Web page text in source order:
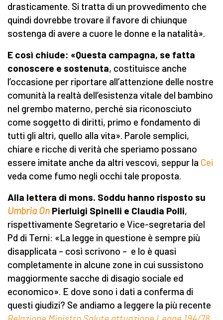
drasticamente. Si tratta di un provvedimento che
quindi dovrebbe trovare il favore di chiunque
sostenga di avere a cuore le donne e la natalità».
E così chiude: «Questa campagna, se fatta
conoscere e sostenuta, costituisce anche
l’occasione per riportare all’attenzione delle nostre
comunità la realtà dell’esistenza vitale del bambino
nel grembo materno, perché sia riconosciuto
come soggetto di diritti, primo e fondamento di
tutti gli altri, quello alla vita». Parole semplici,
chiare e ricche di verità che speriamo possano
essere imitate anche da altri vescovi, seppur la Cei
veda come fumo negli occhi tale proposta.
Alla lettera di mons. Soddu hanno risposto su
Umbria On Pierluigi Spinelli e Claudia Polli,
rispettivamente Segretario e Vice-segretaria del
Pd di Terni: «La legge in questione è sempre più
disapplicata – così scrivono – e lo è quasi
completamente in alcune zone in cui sussistono
maggiormente sacche di disagio sociale ed
economico». E dove sono i dati a conferma di
questi giudizi? Se andiamo a leggere la più recente